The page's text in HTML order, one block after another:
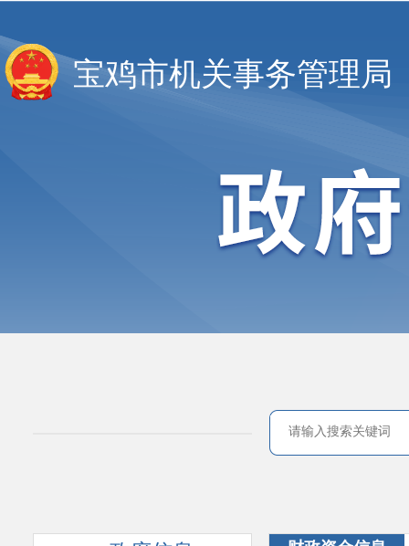
宝鸡市机关事务管理局